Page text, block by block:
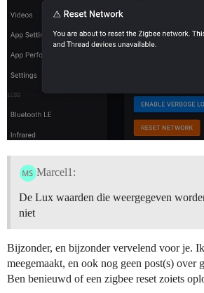
Marcel1:
De Lux waarden die weergegeven
niet
Bijzonder, en bijzonder vervelend voor je.
meegemaakt, en ook nog geen post(s) over
Ben benieuwd of een zigbee reset zoiets